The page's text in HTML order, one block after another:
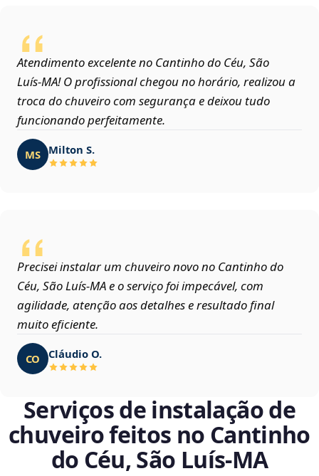
Atendimento excelente no Cantinho do Céu, São
Luís‑MA! O profissional chegou no horário, realizou a
troca do chuveiro com segurança e deixou tudo
funcionando perfeitamente.
MS Milton S.
Precisei instalar um chuveiro novo no Cantinho do
Céu, São Luís‑MA e o serviço foi impecável, com
agilidade, atenção aos detalhes e resultado final
muito eficiente.
CO Cláudio O.
Serviços de instalação de
chuveiro feitos no Cantinho
do Céu, São Luís‑MA